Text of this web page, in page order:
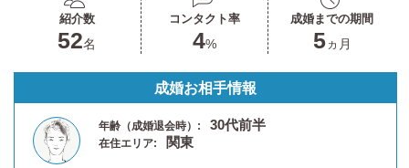
紹介数
52名
コンタクト率
4%
成婚までの期間
5ヵ月
成婚お相手情報
年齢（成婚退会時）: 30代前半
在住エリア: 関東